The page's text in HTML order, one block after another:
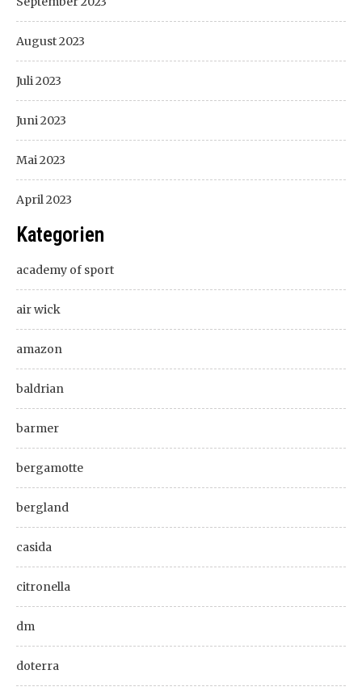
August 2023
Juli 2023
Juni 2023
Mai 2023
April 2023
Kategorien
academy of sport
air wick
amazon
baldrian
barmer
bergamotte
bergland
casida
citronella
dm
doterra